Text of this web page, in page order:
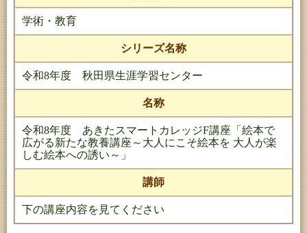
学術・教育
シリーズ名称
令和8年度 秋田県生涯学習センター
名称
令和8年度 あきたスマートカレッジF講座「絵本で
広がる新たな教養講座～大人にこそ絵本を 大人が楽
しむ絵本への誘い～」
講師
下の講座内容を見てください